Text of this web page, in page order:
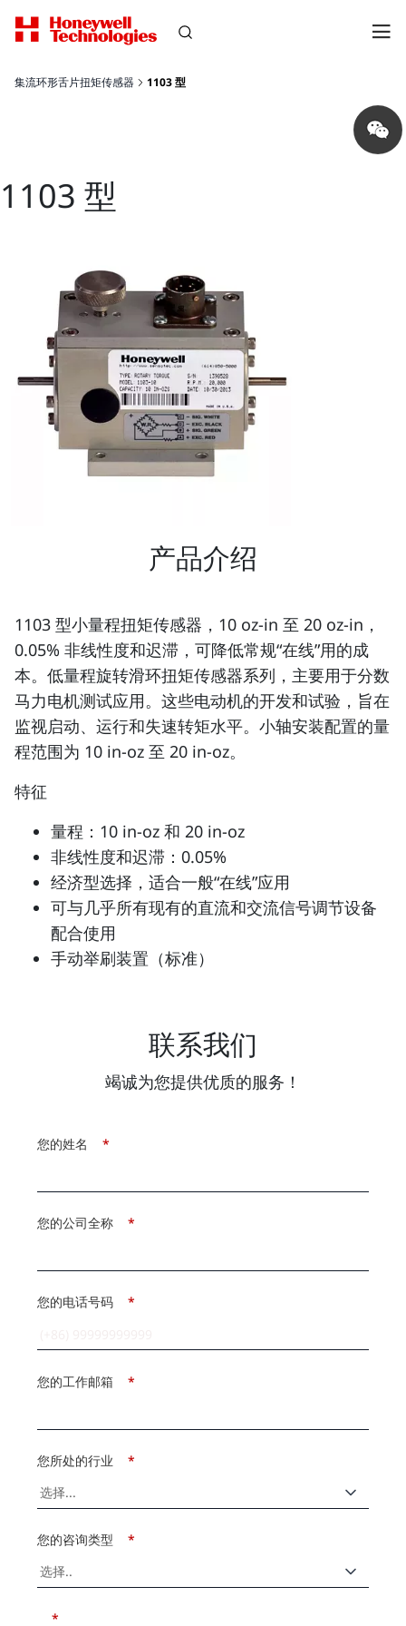
集流环形舌片扭矩传感器 1103 型
Share
on
wechat
1103 型
产品介绍
1103 型小量程扭矩传感器，10 oz-in 至 20 oz-in，
0.05% 非线性度和迟滞，可降低常规“在线”用的成
本。低量程旋转滑环扭矩传感器系列，主要用于分数
马力电机测试应用。这些电动机的开发和试验，旨在
监视启动、运行和失速转矩水平。小轴安装配置的量
程范围为 10 in-oz 至 20 in-oz。
特征
量程：10 in-oz 和 20 in-oz
非线性度和迟滞：0.05%
经济型选择，适合一般“在线”应用
可与几乎所有现有的直流和交流信号调节设备
配合使用
手动举刷装置（标准）
联系我们
竭诚为您提供优质的服务！
*
您的姓名
*
您的公司全称
*
您的电话号码
*
您的工作邮箱
*
您所处的行业
*
您的咨询类型
*